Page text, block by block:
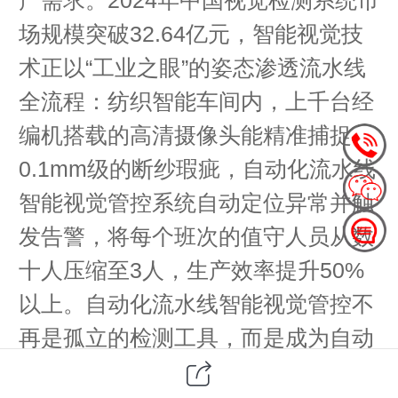
场规模突破32.64亿元，智能视觉技
术正以“工业之眼”的姿态渗透流水线
全流程：纺织智能车间内，上千台经
编机搭载的高清摄像头能精准捕捉
0.1mm级的断纱瑕疵，自动化流水线
智能视觉管控系统自动定位异常并触
发告警，将每个班次的值守人员从数
十人压缩至3人，生产效率提升50%
以上。自动化流水线智能视觉管控不
再是孤立的检测工具，而是成为自动
化管控的核心感知节点，为流水线的